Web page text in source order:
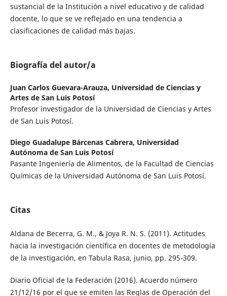
sustancial de la Institución a nivel educativo y de calidad
docente, lo que se ve reflejado en una tendencia a
clasificaciones de calidad más bajas.
Biografía del autor/a
Juan Carlos Guevara-Arauza, Universidad de Ciencias y
Artes de San Luis Potosí
Profesor investigador de la Universidad de Ciencias y Artes
de San Luis Potosí.
Diego Guadalupe Bárcenas Cabrera, Universidad
Autónoma de San Luis Potosí
Pasante Ingeniería de Alimentos, de la Facultad de Ciencias
Químicas de la Universidad Autónoma de San Luis Potosí.
Citas
Aldana de Becerra, G. M., & Joya R. N. S. (2011). Actitudes
hacia la investigación científica en docentes de metodología
de la investigación, en Tabula Rasa, junio, pp. 295-309.
Diario Oficial de la Federación (2016). Acuerdo número
21/12/16 por el que se emiten las Reglas de Operación del